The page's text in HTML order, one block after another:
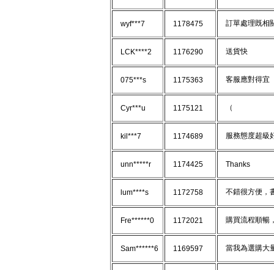
wyf***7 1178475 訂單處理既相
LCK****2 1176290 送貨快
075***s 1175363 客服應對得宜
Cyr***u 1175121 （
kil***7 1174689 服務態度超級
unn*****r 1174425 Thanks
lum****s 1172758 不錯很方便，
Fre******0 1172021 購買流程順暢
Sam******6 1169597 當我為選購大